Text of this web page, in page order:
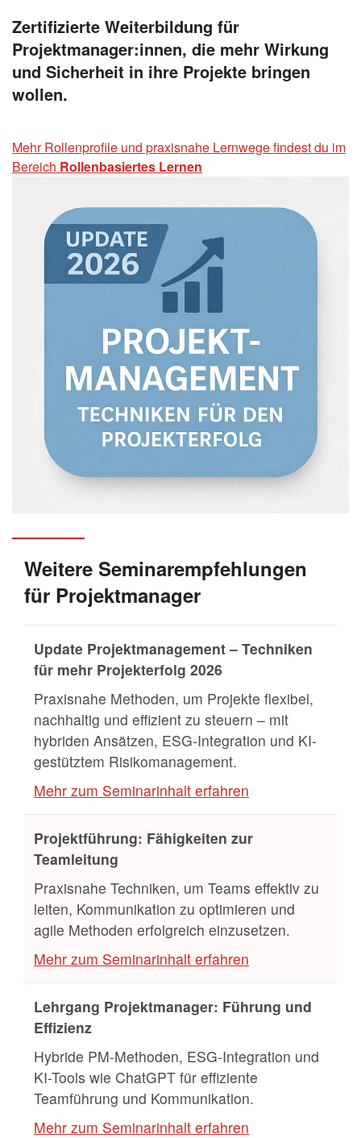
Zertifizierte Weiterbildung für
Projektmanager:innen, die mehr Wirkung
und Sicherheit in ihre Projekte bringen
wollen.
Mehr Rollenprofile und praxisnahe Lernwege findest du im
Bereich Rollenbasiertes Lernen
Weitere Seminarempfehlungen
für Projektmanager
Update Projektmanagement – Techniken
für mehr Projekterfolg 2026
Praxisnahe Methoden, um Projekte flexibel,
nachhaltig und effizient zu steuern – mit
hybriden Ansätzen, ESG-Integration und KI-
gestütztem Risikomanagement.
Mehr zum Seminarinhalt erfahren
Projektführung: Fähigkeiten zur
Teamleitung
Praxisnahe Techniken, um Teams effektiv zu
leiten, Kommunikation zu optimieren und
agile Methoden erfolgreich einzusetzen.
Mehr zum Seminarinhalt erfahren
Lehrgang Projektmanager: Führung und
Effizienz
Hybride PM-Methoden, ESG-Integration und
KI-Tools wie ChatGPT für effiziente
Teamführung und Kommunikation.
Mehr zum Seminarinhalt erfahren